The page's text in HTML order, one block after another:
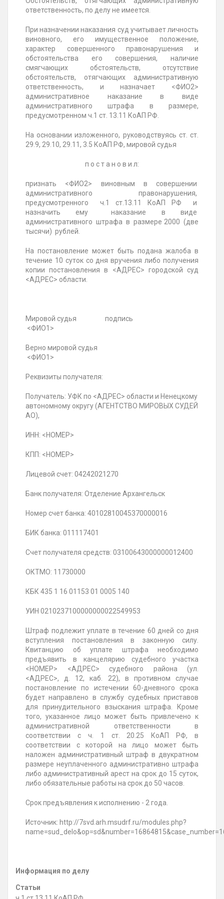
ответственность, по делу не имеется.
При назначении наказания суд учитывает личность
виновного, его имущественное положение,
характер совершенного правонарушения и
обстоятельства его совершения, наличие
смягчающих обстоятельств, отсутствие
обстоятельств, отягчающих административную
ответственность, и назначает <ФИО2>
административное наказание в виде
административного штрафа в размере,
предусмотренном ч.1 ст. 13.11 КоАП РФ.
На основании изложенного, руководствуясь ст. ст.
29.9, 29.10, 29.11, 3.5 КоАП РФ, мировой судья
п о с т а н о в и л:
признать
<ФИО2> виновным в совершении
административного правонарушения,
предусмотренного ч.1 ст.13.11 КоАП РФ и
назначить ему наказание в виде
административного штрафа в размере 2000 (две
тысячи) рублей.
На постановление может быть подана жалоба в
течение 10 суток со дня вручения либо получения
копии постановления в <АДРЕС> городской суд
<АДРЕС> области.
Мировой судья подпись
<ФИО1>
Верно мировой судья
<ФИО1>
Реквизиты получателя:
Получатель: УФК по <АДРЕС> области и Ненецкому
автономному округу (АГЕНТСТВО МИРОВЫХ СУДЕЙ
АО),
ИНН: <НОМЕР>
КПП: <НОМЕР>
Лицевой счет: 04242021270
Банк получателя: Отделение Архангельск
Номер счет банка: 40102810045370000016
БИК банка: 011117401
Счет получателя средств: 03100643000000012400
ОКТМО: 11730000
КБК 435 1 16 01153 01 0005 140
УИН 0210237100000000022549953
Штраф подлежит уплате в течение 60 дней со дня
вступления постановления в законную силу.
Квитанцию об уплате штрафа необходимо
предъявить в канцелярию судебного участка
<НОМЕР> <АДРЕС> судебного района (ул.
<АДРЕС>, д. 12, каб. 22), в противном случае
постановление по истечении 60-дневного срока
будет направлено в службу судебных приставов
для принудительного взыскания штрафа. Кроме
того, указанное лицо может быть привлечено к
административной ответственности в
соответствии с ч. 1 ст. 20.25 КоАП РФ, в
соответствии с которой на лицо может быть
наложен административный штраф в двукратном
размере неуплаченного административно штрафа
либо административный арест на срок до 15 суток,
либо обязательные работы на срок до 50 часов.
Срок предъявления к исполнению - 2 года.
Источник: http://7svd.arh.msudrf.ru/modules.php?
Информация по делу
Статьи